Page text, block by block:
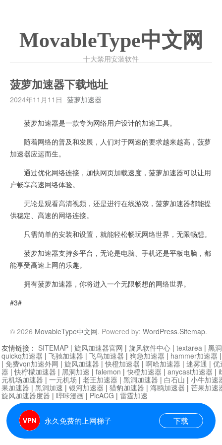
MovableType中文网
十大禁用安装软件
菠萝加速器下载地址
2024年11月11日 菠萝加速器
菠萝加速器是一款专为网络用户设计的加速工具。
随着网络的普及和发展，人们对于网速的要求越来越高，菠萝
加速器应运而生。
通过优化网络连接，加快网页加载速度，菠萝加速器可以让用
户畅享高速网络体验。
无论是观看高清视频，还是进行在线游戏，菠萝加速器都能提
供稳定、高速的网络连接。
只需简单的安装和设置，就能轻松畅玩网络世界，无限畅想。
菠萝加速器支持多平台，无论是电脑、手机还是平板电脑，都
能享受高速上网的乐趣。
拥有菠萝加速器，你将进入一个无限畅想的网络世界。
#3#
© 2026 MovableType中文网. Powered by: WordPress.Sitemap.
永久免费的上网梯子 下载
友情链接： SITEMAP | 旋风加速器官网 | 旋风软件中心 | textarea | 黑
quickq加速器 | 飞驰加速器 | 飞鸟加速器 | 狗急加速器 | hammer加速器
| 免费vqn加速外网 | 旋风加速器 |快橙加速器 | 啊哈加速器 | 迷雾通 | 优
器 |快柠檬加速器 | 黑洞加速 | falemon |快橙加速器 | anycast加速器 |
元机场加速器 | 一元机场 | 老王加速器 | 黑洞加速器 | 白石山 | 小牛加速
果加速器 | 黑洞加速 | 银河加速器 | 猎豹加速器 | 海鸥加速器 | 芒果加速
旋风加速器度器 | 哔咔漫画 | PicACG | 雷霆加速